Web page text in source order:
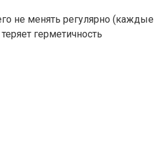
не менять регулярно (каждые
герметичность